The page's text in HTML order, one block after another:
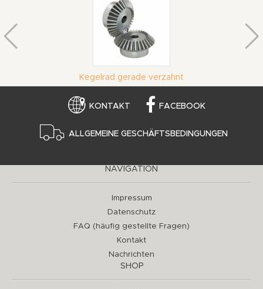
Kegelrad gerade verzahnt
KONTAKT FACEBOOK
ALLGEMEINE GESCHÄFTSBEDINGUNGEN
NAVIGATION
Impressum
Datenschutz
FAQ (häufig gestellte Fragen)
Kontakt
Nachrichten
SHOP